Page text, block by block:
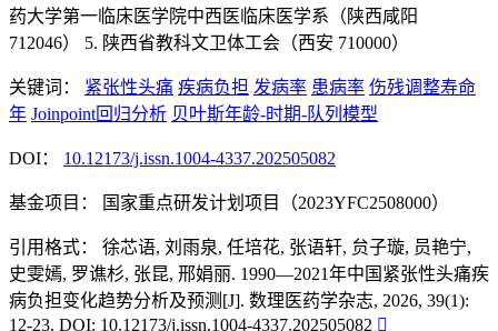
药大学第一临床医学院中西医临床医学系（陕西咸阳
712046）
5. 陕西省教科文卫体工会（西安 710000）
关键词： 紧张性头痛 疾病负担 发病率 患病率 伤残调整寿命
年 Joinpoint回归分析 贝叶斯年龄-时期-队列模型
DOI： 10.12173/j.issn.1004-4337.202505082
基金项目： 国家重点研发计划项目（2023YFC2508000）
引用格式：
徐芯语, 刘雨泉, 任培花, 张语轩, 贠子璇, 员艳宁,
史雯嫣, 罗谯杉, 张昆, 邢娟丽. 1990—2021年中国紧张性头痛疾
病负担变化趋势分析及预测[J]. 数理医药学杂志, 2026, 39(1):
12-23. DOI: 10.12173/j.issn.1004-4337.202505082 